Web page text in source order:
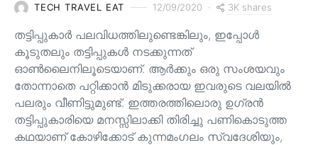
TECH TRAVEL EAT 12/09/2020 3K shares
തട്ടിപ്പുകാർ പലവിധത്തിലുണ്ടെങ്കിലും, ഇപ്പോൾ
കൂടുതലും തട്ടിപ്പുകൾ നടക്കുന്നത്
ഓൺലൈനിലൂടെയാണ്. ആർക്കും ഒരു സംശയവും
തോന്നാതെ പറ്റിക്കാൻ മിടുക്കരായ ഇവരുടെ വലയിൽ
പലരും വീണിട്ടുമുണ്ട്. ഇത്തരത്തിലൊരു ഉഗ്രൻ
തട്ടിപ്പുകാരിയെ മനസ്സിലാക്കി തിരിച്ചു പണികൊടുത്ത
കഥയാണ് കോഴിക്കോട് കുന്നമംഗലം സ്വദേശിയും,